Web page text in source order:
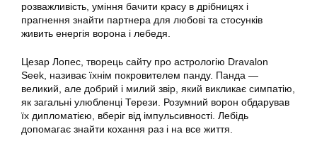
розважливість, уміння бачити красу в дрібницях і
прагнення знайти партнера для любові та стосунків
живить енергія ворона і лебедя.
Цезар Лопес, творець сайту про астрологію Dravalon
Seek, називає їхнім покровителем панду. Панда —
великий, але добрий і милий звір, який викликає симпатію,
як загальні улюбленці Терези. Розумний ворон обдарував
їх дипломатією, вберіг від імпульсивності. Лебідь
допомагає знайти кохання раз і на все життя.